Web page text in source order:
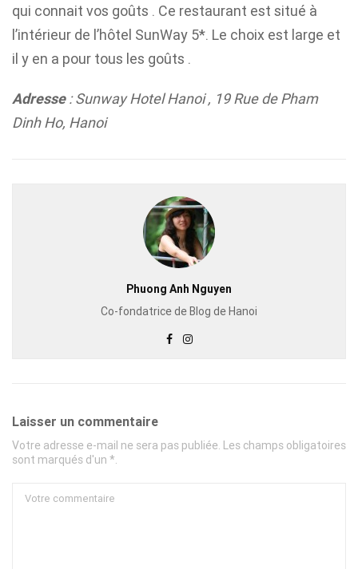
qui connait vos goûts . Ce restaurant est situé à
l’intérieur de l’hôtel SunWay 5*. Le choix est large et
il y en a pour tous les goûts .
Adresse: Sunway Hotel Hanoi , 19 Rue de Pham
Dinh Ho, Hanoi
Phuong Anh Nguyen
Co-fondatrice de Blog de Hanoi
Laisser un commentaire
Votre adresse e-mail ne sera pas publiée. Les champs obligatoires
sont marqués d'un *.